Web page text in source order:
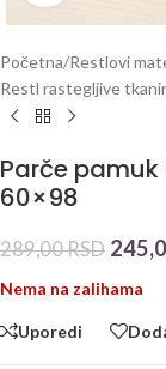
Početna/Restlovi
Restl rastegljive
Parče
60×98
289,00RSD
Nema na zalihama
Uporedi